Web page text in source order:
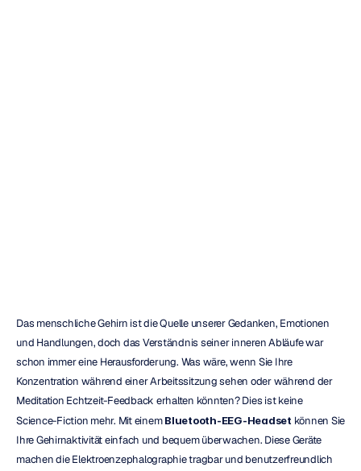
Das menschliche Gehirn ist die Quelle unserer Gedanken, Emotionen
und Handlungen, doch das Verständnis seiner inneren Abläufe war
schon immer eine Herausforderung. Was wäre, wenn Sie Ihre
Konzentration während einer Arbeitssitzung sehen oder während der
Meditation Echtzeit-Feedback erhalten könnten? Dies ist keine
Science-Fiction mehr. Mit einem Bluetooth-EEG-Headset können Sie
Ihre Gehirnaktivität einfach und bequem überwachen. Diese Geräte
machen die Elektroenzephalographie tragbar und benutzerfreundlich